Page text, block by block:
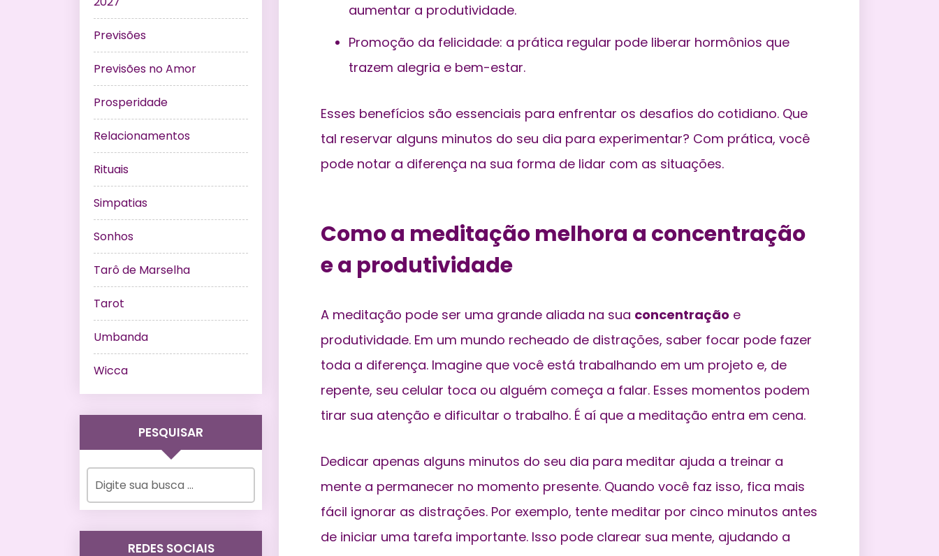
aumentar a produtividade.
Promoção da felicidade: a prática regular pode liberar hormônios que
trazem alegria e bem-estar.
Esses benefícios são essenciais para enfrentar os desafios do cotidiano. Que
tal reservar alguns minutos do seu dia para experimentar? Com prática, você
pode notar a diferença na sua forma de lidar com as situações.
Como a meditação melhora a concentração
e a produtividade
A meditação pode ser uma grande aliada na sua concentração e
produtividade. Em um mundo recheado de distrações, saber focar pode fazer
toda a diferença. Imagine que você está trabalhando em um projeto e, de
repente, seu celular toca ou alguém começa a falar. Esses momentos podem
tirar sua atenção e dificultar o trabalho. É aí que a meditação entra em cena.
Dedicar apenas alguns minutos do seu dia para meditar ajuda a treinar a
mente a permanecer no momento presente. Quando você faz isso, fica mais
fácil ignorar as distrações. Por exemplo, tente meditar por cinco minutos antes
de iniciar uma tarefa importante. Isso pode clarear sua mente, ajudando a
Previsões
Previsões no Amor
Prosperidade
Relacionamentos
Rituais
Simpatias
Sonhos
Tarô de Marselha
Tarot
Umbanda
Wicca
PESQUISAR
REDES SOCIAIS